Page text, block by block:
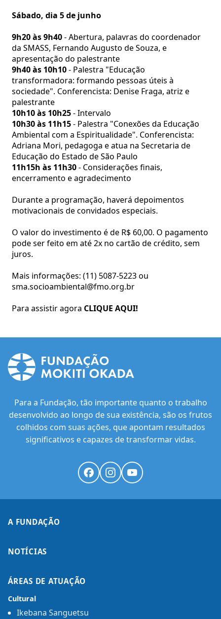
Sábado, dia 5 de junho
9h20 às 9h40- Abertura, palavras do coordenador
da SMASS, Fernando Augusto de Souza, e
apresentação do palestrante
9h40 às 10h10- Palestra "Educação
transformadora: formando pessoas úteis à
sociedade". Conferencista: Denise Fraga, atriz e
palestrante
10h10 às 10h25- Intervalo
10h30 às 11h15- Palestra "Conexões da Educação
Ambiental com a Espiritualidade". Conferencista:
Adriana Mori, pedagoga e atua na Secretaria de
Educação do Estado de São Paulo
11h15h às 11h30- Considerações finais,
encerramento e agradecimento
Durante a programação, haverá depoimentos
motivacionais de convidados especiais.
O valor do investimento é de R$ 60,00. O pagamento
pode ser feito em até 2x no cartão de crédito, sem
juros.
Mais informações: (11) 5087-5223 ou
sma.socioambiental@fmo.org.br
Para assistir agora CLIQUE AQUI!
Para a Fundação, tão importante quanto o trabalho
desenvolvido ao longo de sua existência, são os frutos
colhidos com suas ações, que apontam resultados
significativos e capazes de transformar vidas.
A FUNDAÇÃO
NOTÍCIAS
ÁREAS DE ATUAÇÃO
Cultural
Ikebana Sanguetsu